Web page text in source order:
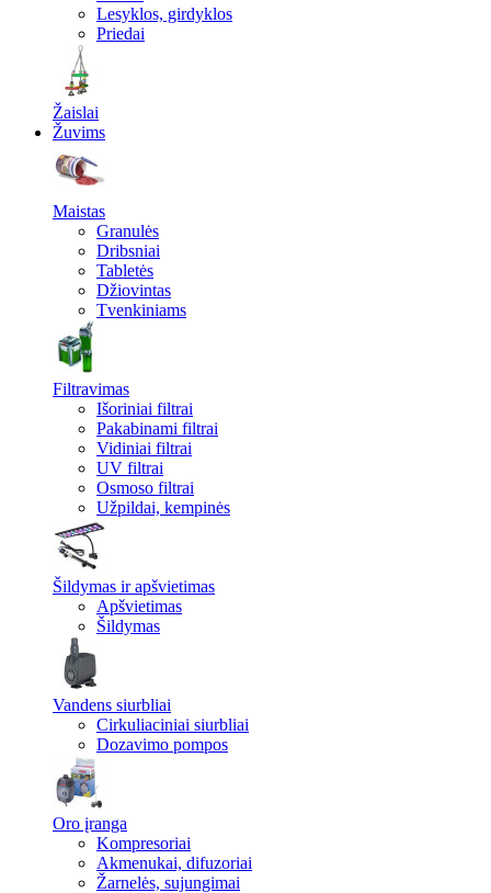
Lesyklos, girdyklos
Priedai
Žaislai
Žuvims
Maistas
Granulės
Dribsniai
Tabletės
Džiovintas
Tvenkiniams
Filtravimas
Išoriniai filtrai
Pakabinami filtrai
Vidiniai filtrai
UV filtrai
Osmoso filtrai
Užpildai, kempinės
Šildymas ir apšvietimas
Apšvietimas
Šildymas
Vandens siurbliai
Cirkuliaciniai siurbliai
Dozavimo pompos
Oro įranga
Kompresoriai
Akmenukai, difuzoriai
Žarnelės, sujungimai